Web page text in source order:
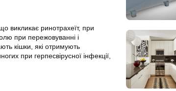
викликає ринотрахеїт, при
при пережовуванні і
кішки, які отримують
при герпесвірусної інфекції,